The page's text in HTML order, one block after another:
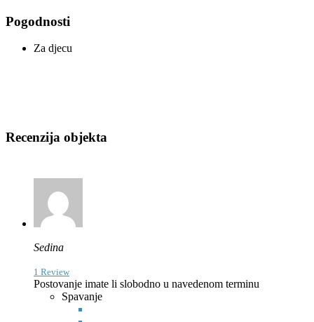
Pogodnosti
Za djecu
Recenzija objekta
Sedina
1 Review
Postovanje imate li slobodno u navedenom terminu
Spavanje